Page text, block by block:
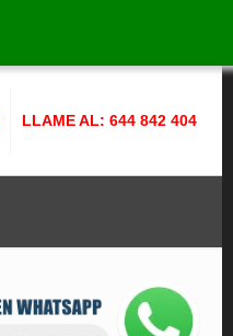
LLAME AL: 644 842 404